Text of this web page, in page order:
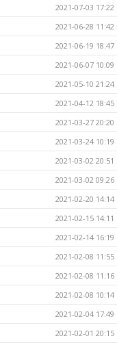
2021-07-03 17:22
2021-06-28 11:42
2021-06-19 18:47
2021-06-07 10:09
2021-05-10 21:24
2021-04-12 18:45
2021-03-27 20:20
2021-03-24 10:19
2021-03-02 20:51
2021-03-02 09:26
2021-02-20 14:14
2021-02-15 14:11
2021-02-14 16:19
2021-02-08 11:55
2021-02-08 11:16
2021-02-08 10:14
2021-02-04 17:49
2021-02-01 20:15